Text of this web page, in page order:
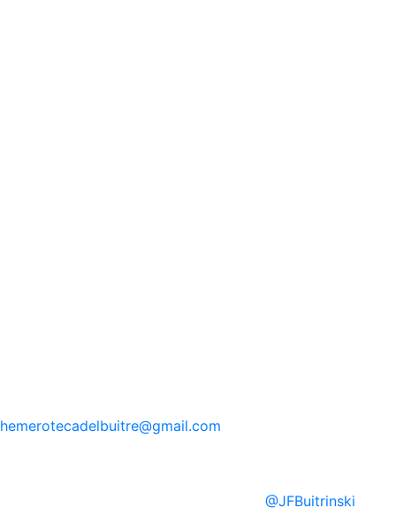
hemerotecadelbuitre@gmail.com
@JFBuitrinski